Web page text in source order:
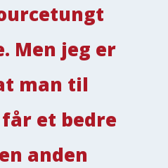
Men jeg er
man til
et bedre
anden